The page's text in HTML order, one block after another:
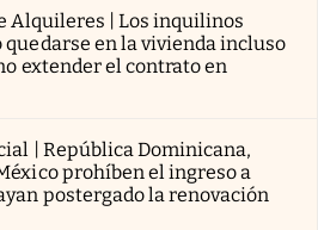
Alquileres | Los inquilinos
en la vivienda incluso
extender el contrato en
| República Dominicana,
prohíben el ingreso a
postergado la renovación